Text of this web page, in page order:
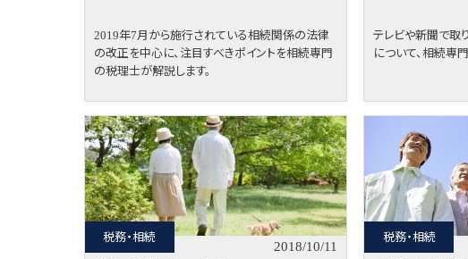
2019年7月から施行されている相続関係の法律
の改正を中心に、注目すべきポイントを相続専門
の税理士が解説します。
テレビや新聞で取
について、相続専
税務・相続
2018/10/11
税務・相続